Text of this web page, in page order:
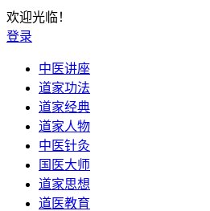
欢迎光临！
登录
中医讲座
道家功法
道家经典
道家人物
中医针灸
国医大师
道家思想
道医教育